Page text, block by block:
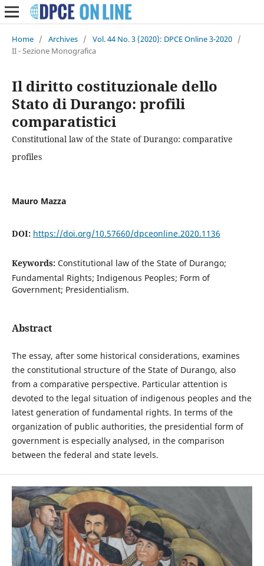
Home / Archives / Vol. 44 No. 3 (2020): DPCE Online 3-2020 /
II - Sezione Monografica
Il diritto costituzionale dello
Stato di Durango: profili
comparatistici
Constitutional law of the State of Durango: comparative
profiles
Mauro Mazza
DOI: https://doi.org/10.57660/dpceonline.2020.1136
Keywords: Constitutional law of the State of Durango;
Fundamental Rights; Indigenous Peoples; Form of
Government; Presidentialism.
Abstract
The essay, after some historical considerations, examines
the constitutional structure of the State of Durango, also
from a comparative perspective. Particular attention is
devoted to the legal situation of indigenous peoples and the
latest generation of fundamental rights. In terms of the
organization of public authorities, the presidential form of
government is especially analysed, in the comparison
between the federal and state levels.